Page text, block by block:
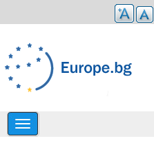
Премини към основното съдържание